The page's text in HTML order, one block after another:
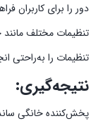
دور را برای کاربران
تنظیمات مختلف مانند
تنظیمات را به‌راحتی
نتیجه‌گیری: